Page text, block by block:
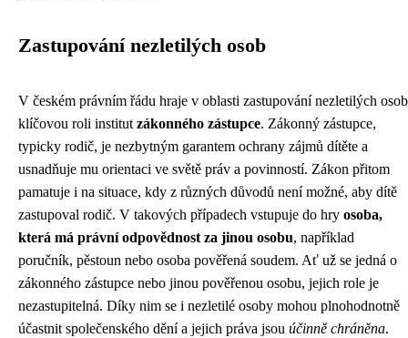
Zastupování nezletilých osob
V českém právním řádu hraje v oblasti zastupování nezletilých osob
klíčovou roli institut zákonného zástupce. Zákonný zástupce,
typicky rodič, je nezbytným garantem ochrany zájmů dítěte a
usnadňuje mu orientaci ve světě práv a povinností. Zákon přitom
pamatuje i na situace, kdy z různých důvodů není možné, aby dítě
zastupoval rodič. V takových případech vstupuje do hry osoba,
která má právní odpovědnost za jinou osobu, například
poručník, pěstoun nebo osoba pověřená soudem. Ať už se jedná o
zákonného zástupce nebo jinou pověřenou osobu, jejich role je
nezastupitelná. Díky nim se i nezletilé osoby mohou plnohodnotně
účastnit společenského dění a jejich práva jsou účinně chráněna.